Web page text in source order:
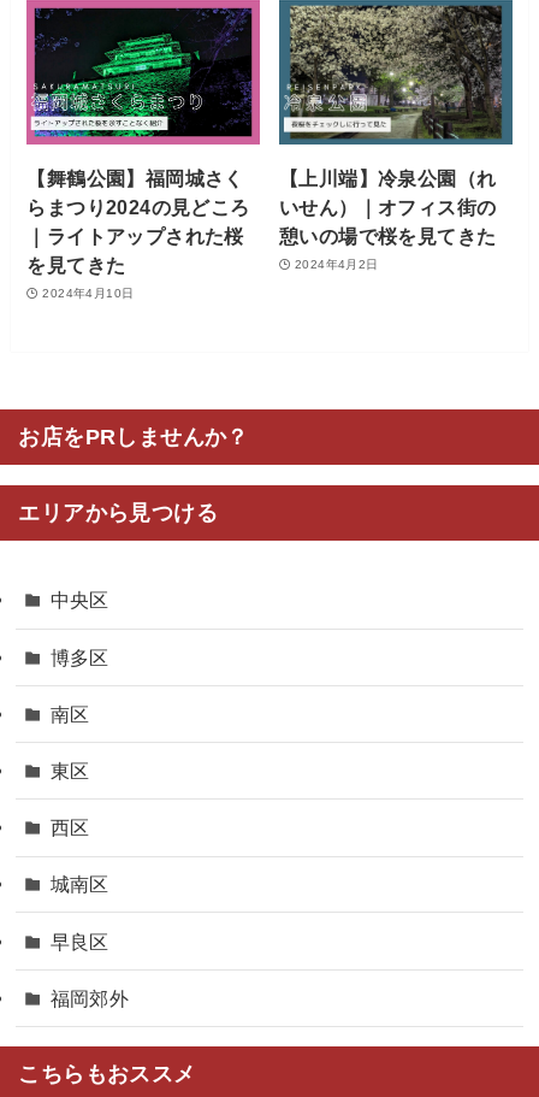
【舞鶴公園】福岡城さく
らまつり2024の見どころ
｜ライトアップされた桜
を見てきた
2024年4月10日
【上川端】冷泉公園（れ
いせん）｜オフィス街の
憩いの場で桜を見てきた
2024年4月2日
お店をPRしませんか？
エリアから見つける
中央区
博多区
南区
東区
西区
城南区
早良区
福岡郊外
こちらもおススメ